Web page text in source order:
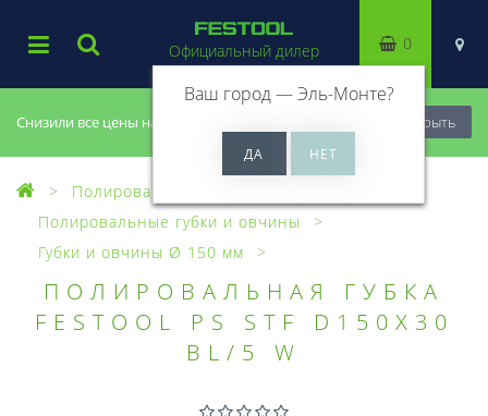
Снизили все цены на 20%, успей купить! Закрыть
Официальный дилер
Ваш город —Эль-Монте?
0
Полирование
Полировальные губки и овчины
Губки и овчины Ø 150 мм
ПОЛИРОВАЛЬНАЯ ГУБКА
FESTOOL PS STF D150X30
BL/5 W